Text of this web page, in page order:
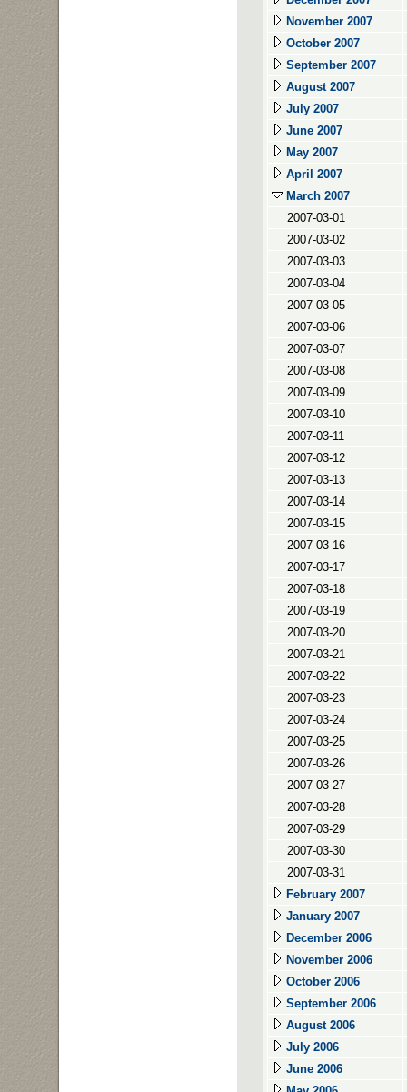
November 2007
October 2007
September 2007
August 2007
July 2007
June 2007
May 2007
April 2007
March 2007
2007-03-01
2007-03-02
2007-03-03
2007-03-04
2007-03-05
2007-03-06
2007-03-07
2007-03-08
2007-03-09
2007-03-10
2007-03-11
2007-03-12
2007-03-13
2007-03-14
2007-03-15
2007-03-16
2007-03-17
2007-03-18
2007-03-19
2007-03-20
2007-03-21
2007-03-22
2007-03-23
2007-03-24
2007-03-25
2007-03-26
2007-03-27
2007-03-28
2007-03-29
2007-03-30
2007-03-31
February 2007
January 2007
December 2006
November 2006
October 2006
September 2006
August 2006
July 2006
June 2006